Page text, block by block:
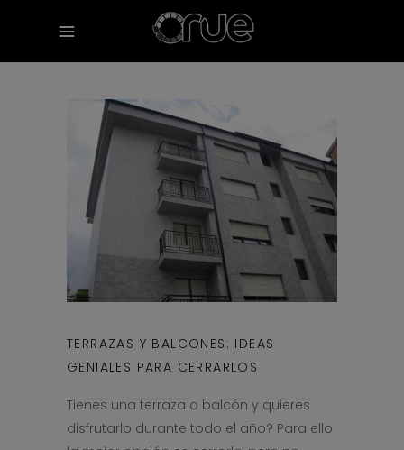
TERRAZAS Y BALCONES: IDEAS
GENIALES PARA CERRARLOS
Tienes una terraza o balcón y quieres
disfrutarlo durante todo el año? Para ello